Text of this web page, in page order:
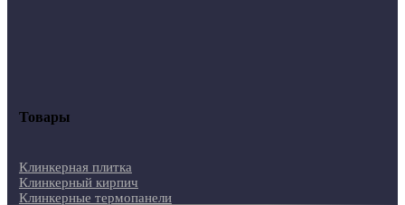
Товары
Клинкерная плитка
Клинкерный кирпич
Клинкерные термопанели